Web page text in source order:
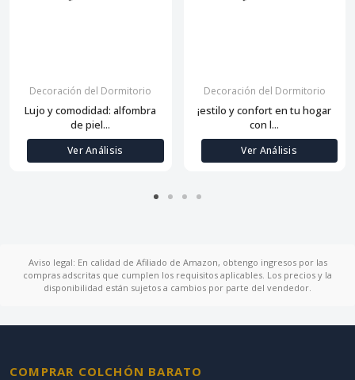
Decoración del Dormitorio
Lujo y comodidad: alfombra
de piel...
Ver Análisis
Decoración del Dormitorio
¡estilo y confort en tu hogar
con l...
Ver Análisis
Aviso legal: En calidad de Afiliado de Amazon, obtengo ingresos por las
compras adscritas que cumplen los requisitos aplicables. Los precios y la
disponibilidad están sujetos a cambios por parte del vendedor.
COMPRAR COLCHÓN BARATO